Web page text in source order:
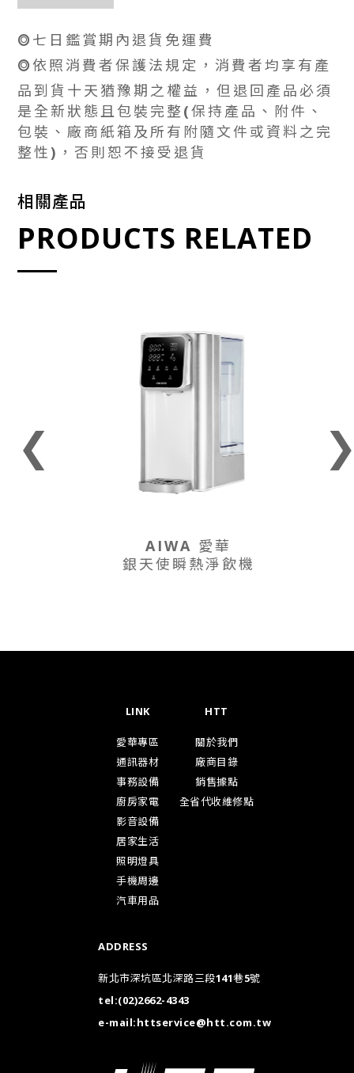
⭗七日鑑賞期內退貨免運費
⭗依照消費者保護法規定，消費者均享有產
品到貨十天猶豫期之權益，但退回產品必須
是全新狀態且包裝完整(保持產品、附件、
包裝、廠商紙箱及所有附隨文件或資料之完
整性)，否則恕不接受退貨
相關產品
PRODUCTS RELATED
❮
AIWA 愛華
銀天使瞬熱淨飲機
LINK
愛華專區
通訊器材
事務設備
廚房家電
影音設備
居家生活
照明燈具
手機周邊
汽車用品
HTT
關於我們
廠商目錄
銷售據點
全省代收維修點
ADDRESS
新北市深坑區北深路三段141巷5號
tel:(02)2662-4343
e-mail:httservice@htt.com.tw